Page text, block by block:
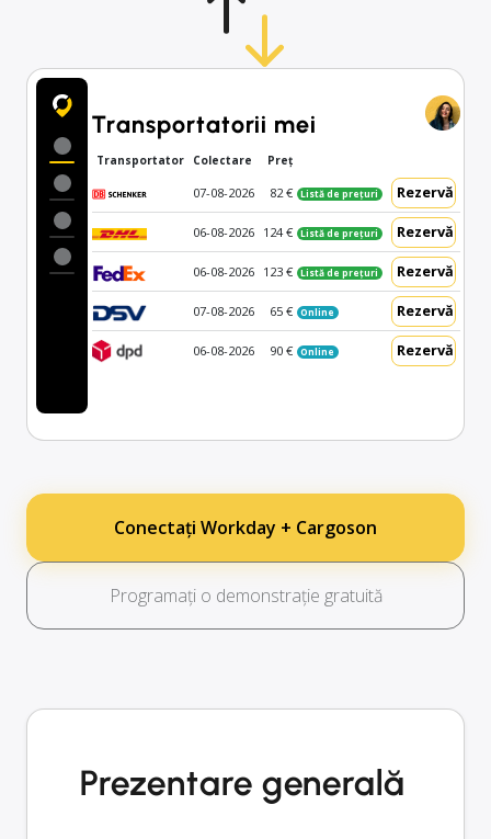
Transportatorii mei
Transportator Colectare Preț
07-08-2026 82 € Listă de prețuri Rezervă
06-08-2026 124 € Listă de prețuri Rezervă
06-08-2026 123 € Listă de prețuri Rezervă
07-08-2026 65 € Online Rezervă
06-08-2026 90 € Online Rezervă
Conectați Workday + Cargoson
Programați o demonstrație gratuită
Prezentare generală